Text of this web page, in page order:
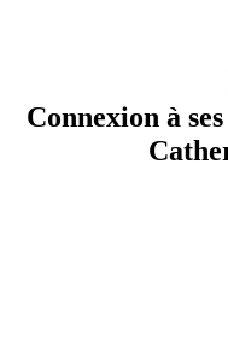
Connexion à